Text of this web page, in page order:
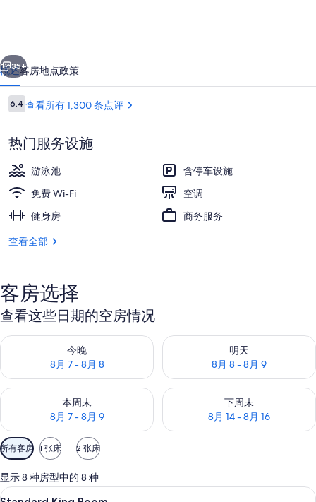
动
中
心
照
片
库
华丽客房, 1 张特大床, 无烟房, 泳池景
个 下一个
35+
概述客房地点政策
点
评
6.46.4/10
查看所有 1,300 条点评
热门服务设施
游泳池
含停车设施
免费 Wi-Fi
空调
健身房
商务服务
查看全部
客房选择
查看这些日期的空房情况
今晚
8月 7 - 8月 8
查看今晚的空房情况：8月 7 - 8月 8
明天
8月 8 - 8月 9
查看明天的空房情况：8月 8 -
本周末
8月 7 - 8月 9
查看本周末的空房情况：8月 7 - 8月 9
下周末
8月 14 - 8月 16
查看下周末的空房情况：8月
可
用
的
客
所有客房 1 张床 2 张床
显示 8 种房型中的 8 种
显
客房内保险箱、隔音、熨斗/熨衣板、
23